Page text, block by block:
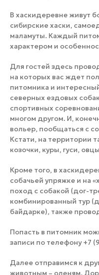
В хаскидеревне живут
сибирские хаски,
маламуты. Каждый
характером и
Для гостей здесь
на которых вас ждет
питомника и
северных ездовых
спортивных
многом другом. И,
вольер, пообщаться с
Кстати, на территории
козочки, куры, гуси,
Кроме того, в
собачьей упряжке и на
поход с собакой (дог-
комбинированный тур
байдарке), также
Попасть в питомник
записи по телефону +7
Далее отправимся к
животным – оленям.